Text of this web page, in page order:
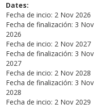
Dates:
Fecha de incio: 2 Nov 2026
Fecha de finalización: 3 Nov
2026
Fecha de incio: 2 Nov 2027
Fecha de finalización: 3 Nov
2027
Fecha de incio: 2 Nov 2028
Fecha de finalización: 3 Nov
2028
Fecha de incio: 2 Nov 2029